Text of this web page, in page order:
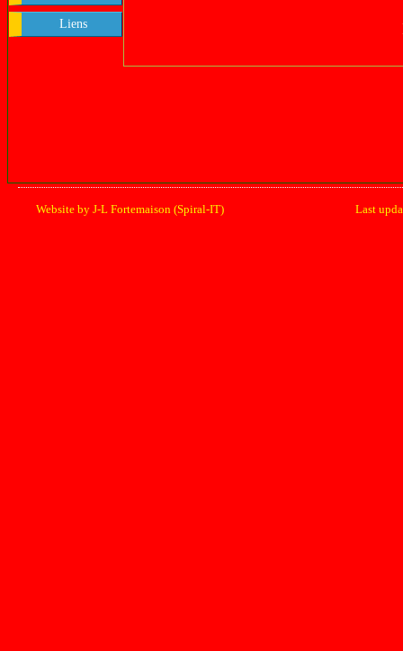
Liens
Website by J-L Fortemaison (Spiral-IT) Last